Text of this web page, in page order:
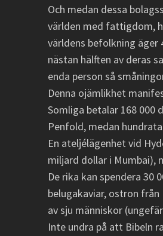
Och medan dessa
världen med fattigdom,
världens befolkning äger
nästan hälften av deras
enda person så
Denna ojämlikhet
Somliga betalar 168 000
Penfold, medan
En ateljélägenhet vid
miljard dollar i Mumbai),
De rika kan spendera
belugakaviar, ostron från
av sju människor
Inte undra på att Bibeln